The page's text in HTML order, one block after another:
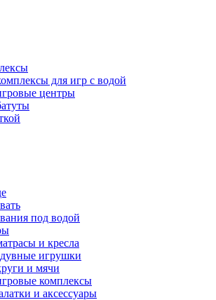
для игр с водой
центры
под водой
и кресла
игрушки
и мячи
комплексы
и аксессуары